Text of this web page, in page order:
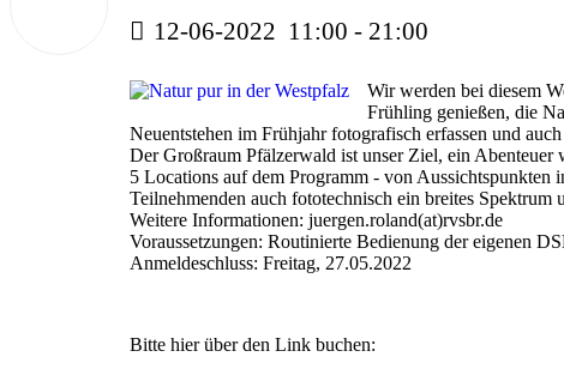
12-06-2022 11:00 - 21:00
Wir werden bei diesem
Frühling genießen, die
Neuentstehen im Frühjahr fotografisch erfassen und
Der Großraum Pfälzerwald ist unser Ziel, ein Abenteuer
5 Locations auf dem Programm - von
Teilnehmenden auch fototechnisch ein breites Spektrum
Weitere Informationen: juergen.roland(at)rvsbr.de
Voraussetzungen: Routinierte Bedienung der eigenen
Anmeldeschluss: Freitag, 27.05.2022
Bitte hier über den Link buchen: